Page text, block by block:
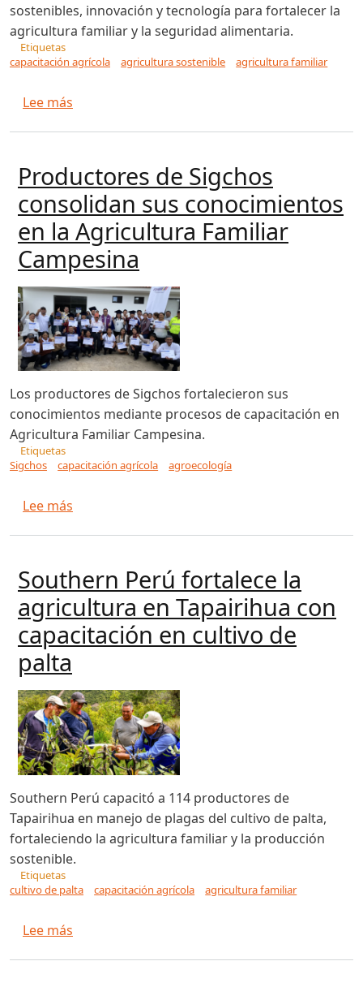
sostenibles, innovación y tecnología para fortalecer la
agricultura familiar y la seguridad alimentaria.
Etiquetas
capacitación agrícola
agricultura sostenible agricultura familiar
Lee más
Productores de Sigchos
consolidan sus conocimientos
en la Agricultura Familiar
Campesina
Los productores de Sigchos fortalecieron sus
conocimientos mediante procesos de capacitación en
Agricultura Familiar Campesina.
Etiquetas
Sigchos
capacitación agrícola agroecología
Lee más
Southern Perú fortalece la
agricultura en Tapairihua con
capacitación en cultivo de
palta
Southern Perú capacitó a 114 productores de
Tapairihua en manejo de plagas del cultivo de palta,
fortaleciendo la agricultura familiar y la producción
sostenible.
Etiquetas
cultivo de palta
capacitación agrícola agricultura familiar
Lee más